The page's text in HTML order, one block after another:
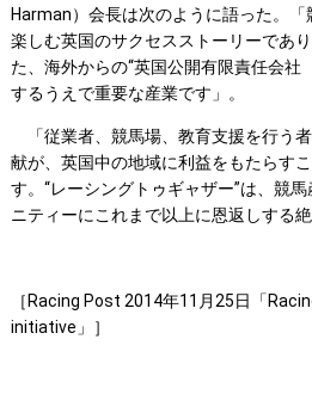
Harman）会長は次のように語った。
楽しむ英国のサクセスストーリーであ
た、海外からの“英国公開有限責任会社
するうえで重要な産業です」。
「従業者、競馬場、教育支援を行う
献が、英国中の地域に利益をもたらす
す。“レーシングトゥギャザー”は、競
ニティーにこれまで以上に恩返しする
［Racing Post 2014年11月25日「
initiative」］